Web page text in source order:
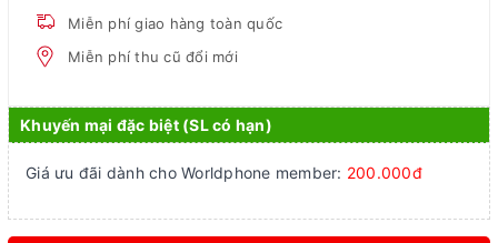
Miễn phí giao hàng toàn quốc
Miễn phí thu cũ đổi mới
Khuyến mại đặc biệt (SL có hạn)
Giá ưu đãi dành cho Worldphone member: 200.000đ